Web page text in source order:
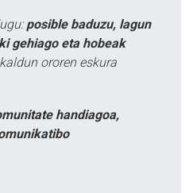
posible baduzu, lagun
gehiago eta hobeak
ororen eskura
handiagoa,